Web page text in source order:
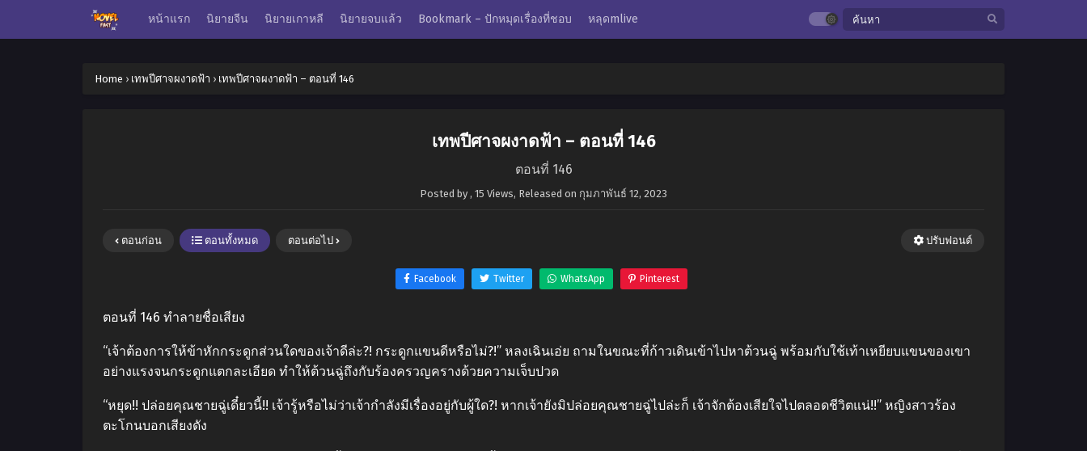
หน้าแรก นิยายจีน นิยายเกาหลี นิยายจบแล้ว Bookmark – ปักหมุดเรื่องที่ชอบ หลุดmlive
Home › เทพปีศาจผงาดฟ้า › เทพปีศาจผงาดฟ้า – ตอนที่ 146
เทพปีศาจผงาดฟ้า – ตอนที่ 146
ตอนที่ 146
Posted by , 15 Views, Released on กุมภาพันธ์ 12, 2023
ตอนก่อน ตอนทั้งหมด ตอนต่อไป ปรับฟอนต์
Facebook Twitter WhatsApp Pinterest
ตอนที่ 146 ทําลายชื่อเสียง
“เจ้าต้องการให้ข้าหักกระดูกส่วนใดของเจ้าดีล่ะ?! กระดูกแขนดีหรือไม่?!” หลงเฉินเอ่ย ถามในขณะที่ก้าวเดินเข้าไปหาต้วนฉู่ พร้อมกับใช้เท้าเหยียบแขนของเขา
อย่างแรงจนกระดูกแตกละเอียด ทําให้ต้วนฉู่ถึงกับร้องครวญครางด้วยความเจ็บปวด
“หยุด!! ปล่อยคุณชายฉู่เดี๋ยวนี้!! เจ้ารู้หรือไม่ว่าเจ้ากําลังมีเรื่องอยู่กับผู้ใด?! หากเจ้ายังมิปล่อยคุณชายฉู่ไปล่ะก็ เจ้าจักต้องเสียใจไปตลอดชีวิตแน่!!” หญิงสาวร้อง
ตะโกนบอกเสียงดัง